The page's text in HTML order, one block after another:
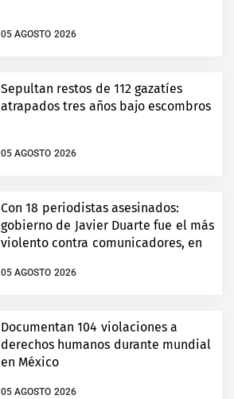
05 AGOSTO 2026
Sepultan restos de 112 gazatíes
atrapados tres años bajo escombros
05 AGOSTO 2026
Con 18 periodistas asesinados:
gobierno de Javier Duarte fue el más
violento contra comunicadores, en
05 AGOSTO 2026
Documentan 104 violaciones a
derechos humanos durante mundial
en México
05 AGOSTO 2026